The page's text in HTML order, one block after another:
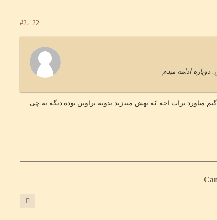
#2،122
ادامه میدم
میاورد برات اخه که بهش مینازید یدونه تراوین بوده دیگه به چی